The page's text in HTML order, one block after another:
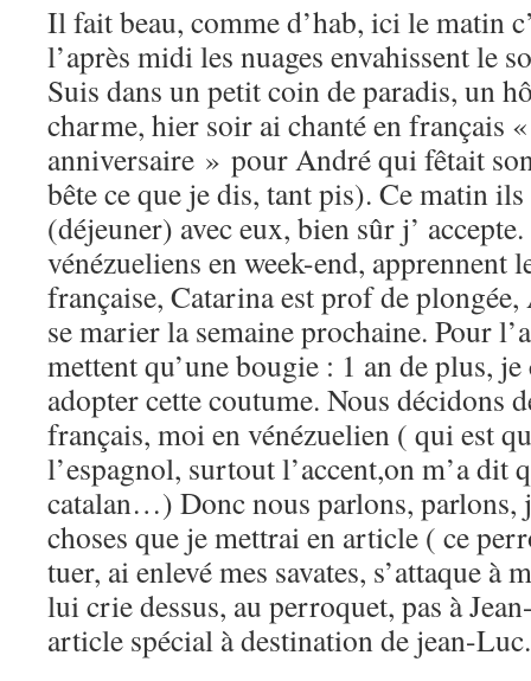
Il fait beau, comme d’hab, ici le matin
l’après midi les nuages envahissent le
Suis dans un petit coin de paradis, un
charme, hier soir ai chanté en français
anniversaire » pour André qui fêtait
bête ce que je dis, tant pis). Ce matin
(déjeuner) avec eux, bien sûr j’
vénézueliens en week-end, apprennent
française, Catarina est prof de
se marier la semaine prochaine. Pour
mettent qu’une bougie : 1 an de plus,
adopter cette coutume. Nous décidons
français, moi en vénézuelien ( qui est
l’espagnol, surtout l’accent,on m’a dit
catalan…) Donc nous parlons, parlons,
choses que je mettrai en article ( ce
tuer, ai enlevé mes savates, s’attaque à
lui crie dessus, au perroquet, pas à
article spécial à destination de jean-Luc.